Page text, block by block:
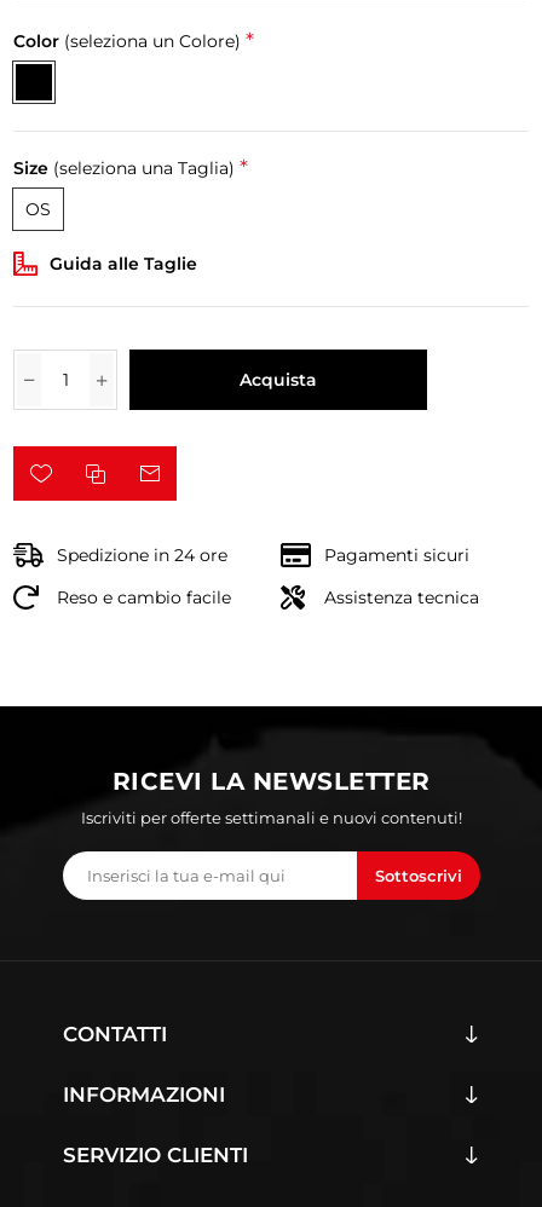
Color (seleziona un Colore) *
Size (seleziona una Taglia) *
OS
Guida alle Taglie
Acquista
Spedizione in 24 ore
Pagamenti sicuri
Reso e cambio facile
Assistenza tecnica
RICEVI LA NEWSLETTER
Iscriviti per offerte settimanali e nuovi contenuti!
Sottoscrivi
CONTATTI
INFORMAZIONI
SERVIZIO CLIENTI